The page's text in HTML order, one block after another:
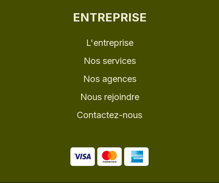
ENTREPRISE
L'entreprise
Nos services
Nos agences
Nous rejoindre
Contactez-nous